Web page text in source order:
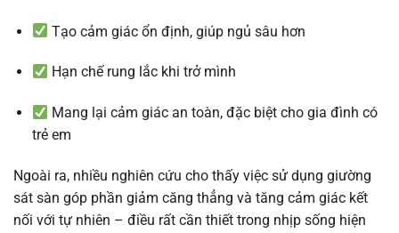
Tạo cảm giác ổn định, giúp ngủ sâu hơn
Hạn chế rung lắc khi trở mình
Mang lại cảm giác an toàn, đặc biệt cho gia đình có
trẻ em
Ngoài ra, nhiều nghiên cứu cho thấy việc sử dụng giường
sát sàn góp phần giảm căng thẳng và tăng cảm giác kết
nối với tự nhiên – điều rất cần thiết trong nhịp sống hiện